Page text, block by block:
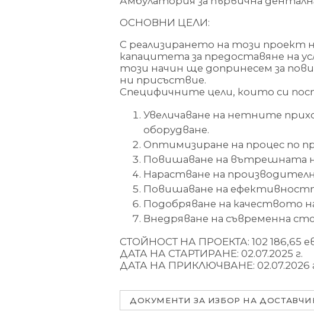
ОСНОВНИ ЦЕЛИ:
С реализирането на този проект
капацитета за предоставяне на
този начин ще допринесем за
ни присъствие.
Специфичните цели, които си
Увеличаване на нетните
оборудване.
Оптимизиране на процес по
Повишаване на вътрешната
Нарастване на
Повишаване на
Подобряване на качеството
Внедряване на съвременна
СТОЙНОСТ НА ПРОЕКТА: 102 186,65
ДАТА НА СТАРТИРАНЕ: 02.07.2025 г.
ДАТА НА ПРИКЛЮЧВАНЕ: 02.07.2026
ДОКУМЕНТИ ЗА ИЗБОР НА